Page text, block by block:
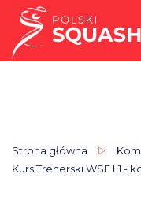
Strona główna
Kurs Trenerski WSF L1 -